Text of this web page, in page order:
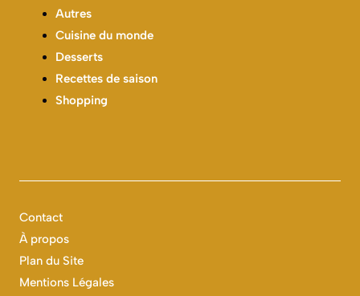
Autres
Cuisine du monde
Desserts
Recettes de saison
Shopping
Contact
À propos
Plan du Site
Mentions Légales